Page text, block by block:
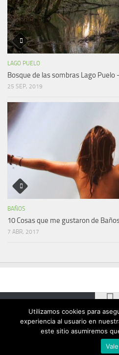
LAGO PUELO
Bosque de las sombras Lago Puelo
25 SEP, 2019
BAÑOS
10 Cosas que me gustaron de
7 ABR, 2017
Utilizamos cookies para
experiencia al usuario en
este sitio asumiremos
Vale